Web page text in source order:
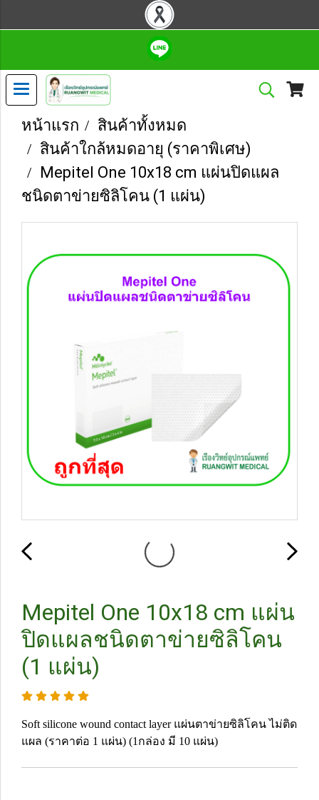
หน้าแรก
สินค้าทั้งหมด
สินค้าใกล้หมดอายุ (ราคาพิเศษ)
Mepitel One 10x18 cm แผ่นปิดแผล
ชนิดตาข่ายซิลิโคน (1 แผ่น)
Mepitel One 10x18 cm แผ่น
ปิดแผลชนิดตาข่ายซิลิโคน
(1 แผ่น)
Soft silicone wound contact layer แผ่นตาข่ายซิลิโคน ไม่ติด
แผล (ราคาต่อ 1 แผ่น) (1กล่อง มี 10 แผ่น)